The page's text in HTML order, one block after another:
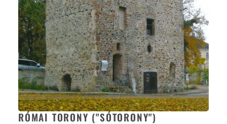
RÓMAI TORONY ("SÓTORONY")